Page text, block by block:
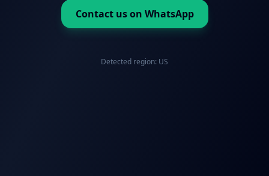
Contact us on WhatsApp
Detected region: US